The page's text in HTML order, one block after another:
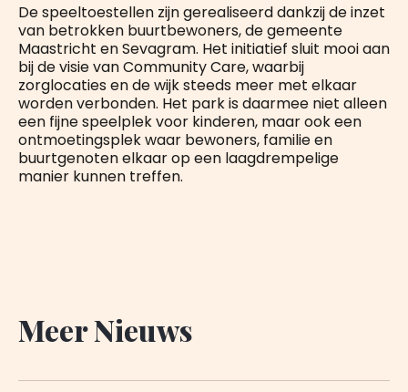
De speeltoestellen zijn gerealiseerd dankzij de inzet
van betrokken buurtbewoners, de gemeente
Maastricht en Sevagram. Het initiatief sluit mooi aan
bij de visie van Community Care, waarbij
zorglocaties en de wijk steeds meer met elkaar
worden verbonden. Het park is daarmee niet alleen
een fijne speelplek voor kinderen, maar ook een
ontmoetingsplek waar bewoners, familie en
buurtgenoten elkaar op een laagdrempelige
manier kunnen treffen.
Meer Nieuws